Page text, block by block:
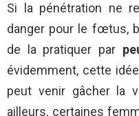
Si la pénétration ne
danger pour le fœtus,
de la pratiquer par
évidemment, cette
peut venir gâcher la
ailleurs, certaines